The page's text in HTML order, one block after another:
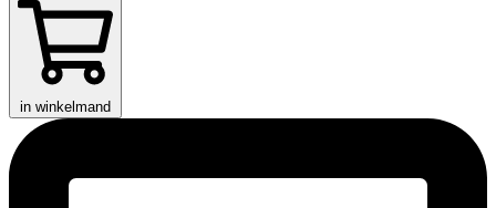
in winkelmand